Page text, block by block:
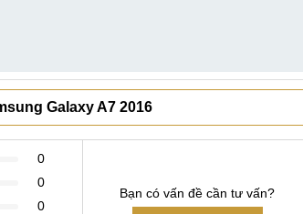
Galaxy A7 2016
0
0
0
Bạn có vấn đề cần tư vấn?